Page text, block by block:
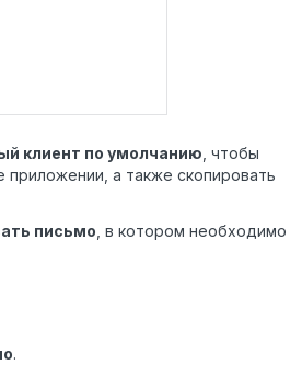
клиент по умолчанию , чтобы
а также скопировать
письмо , в котором необходимо
.